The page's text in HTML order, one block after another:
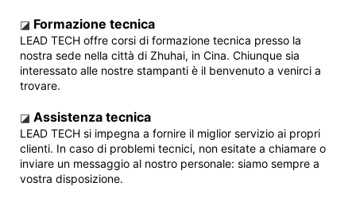
◪ Formazione tecnica
LEAD TECH offre corsi di formazione tecnica presso la
nostra sede nella città di Zhuhai, in Cina. Chiunque sia
interessato alle nostre stampanti è il benvenuto a venirci a
trovare.
◪ Assistenza tecnica
LEAD TECH si impegna a fornire il miglior servizio ai propri
clienti. In caso di problemi tecnici, non esitate a chiamare o
inviare un messaggio al nostro personale: siamo sempre a
vostra disposizione.